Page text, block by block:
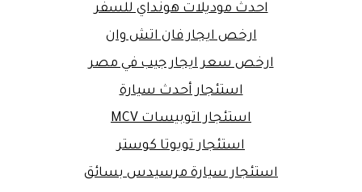
احدث موديلات هونداي للسفر
ارخص ايجار فان اتش وان
ارخص سعر ايجار جيب في مصر
استئجار أحدث سيارة
استئجار اتوبيسات MCV
استئجار تويوتا كوستر
استئجار سيارة مرسيدس بسائق